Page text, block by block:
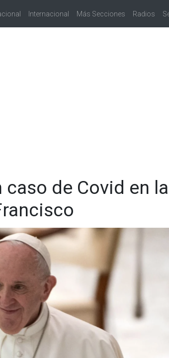
Internacional Más Secciones Radios
de Covid en la